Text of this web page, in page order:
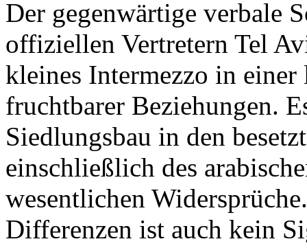
Der gegenwärtige verbale
offiziellen Vertretern Tel
kleines Intermezzo in einer
fruchtbarer Beziehungen.
Siedlungsbau in den
einschließlich des
wesentlichen
Differenzen ist auch kein